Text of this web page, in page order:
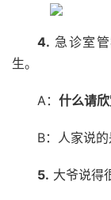
4. 急诊室
生。
A： 什么请欣
B：人家说
5. 大爷说得